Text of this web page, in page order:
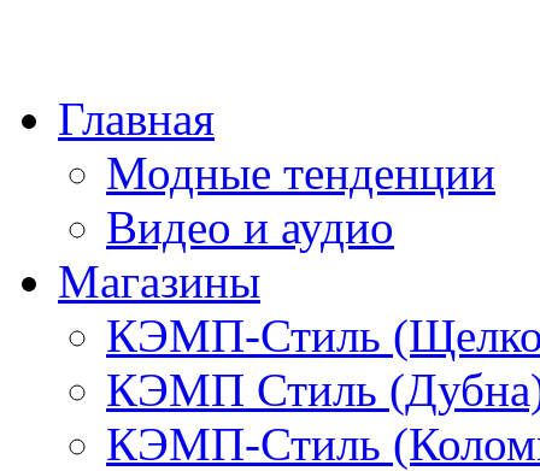
Главная
Модные тенденции
Видео и аудио
Магазины
КЭМП-Стиль
КЭМП Стиль
КЭМП-Стиль